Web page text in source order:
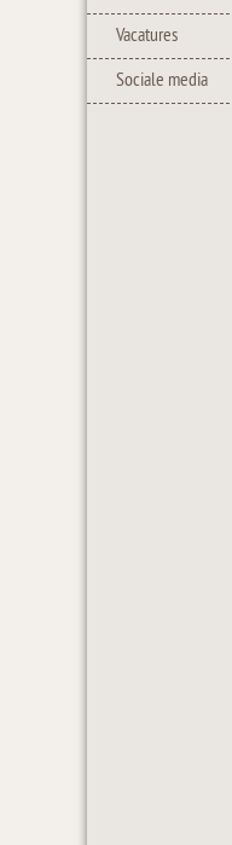
Vacatures
Sociale media